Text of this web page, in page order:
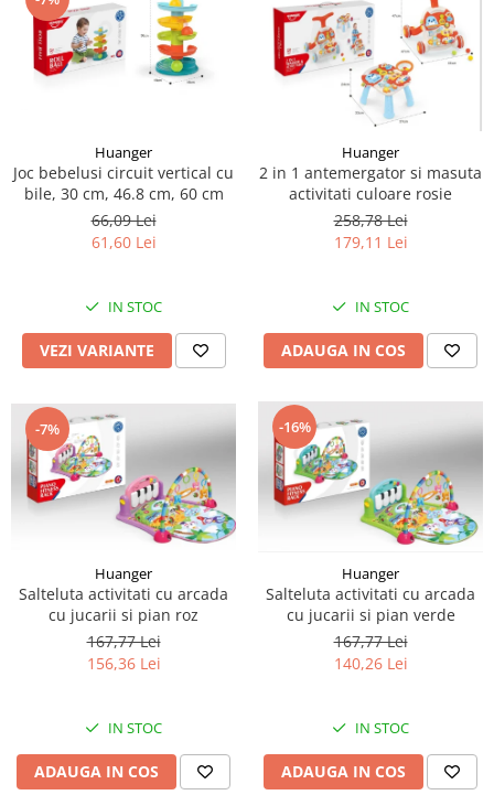
Huanger
Joc bebelusi circuit vertical cu
bile, 30 cm, 46.8 cm, 60 cm
66,09 Lei
61,60 Lei
IN STOC
VEZI VARIANTE
Huanger
2 in 1 antemergator si masuta
activitati culoare rosie
258,78 Lei
179,11 Lei
IN STOC
ADAUGA IN COS
-7%
Huanger
Salteluta activitati cu arcada
cu jucarii si pian roz
167,77 Lei
156,36 Lei
IN STOC
ADAUGA IN COS
-16%
Huanger
Salteluta activitati cu arcada
cu jucarii si pian verde
167,77 Lei
140,26 Lei
IN STOC
ADAUGA IN COS